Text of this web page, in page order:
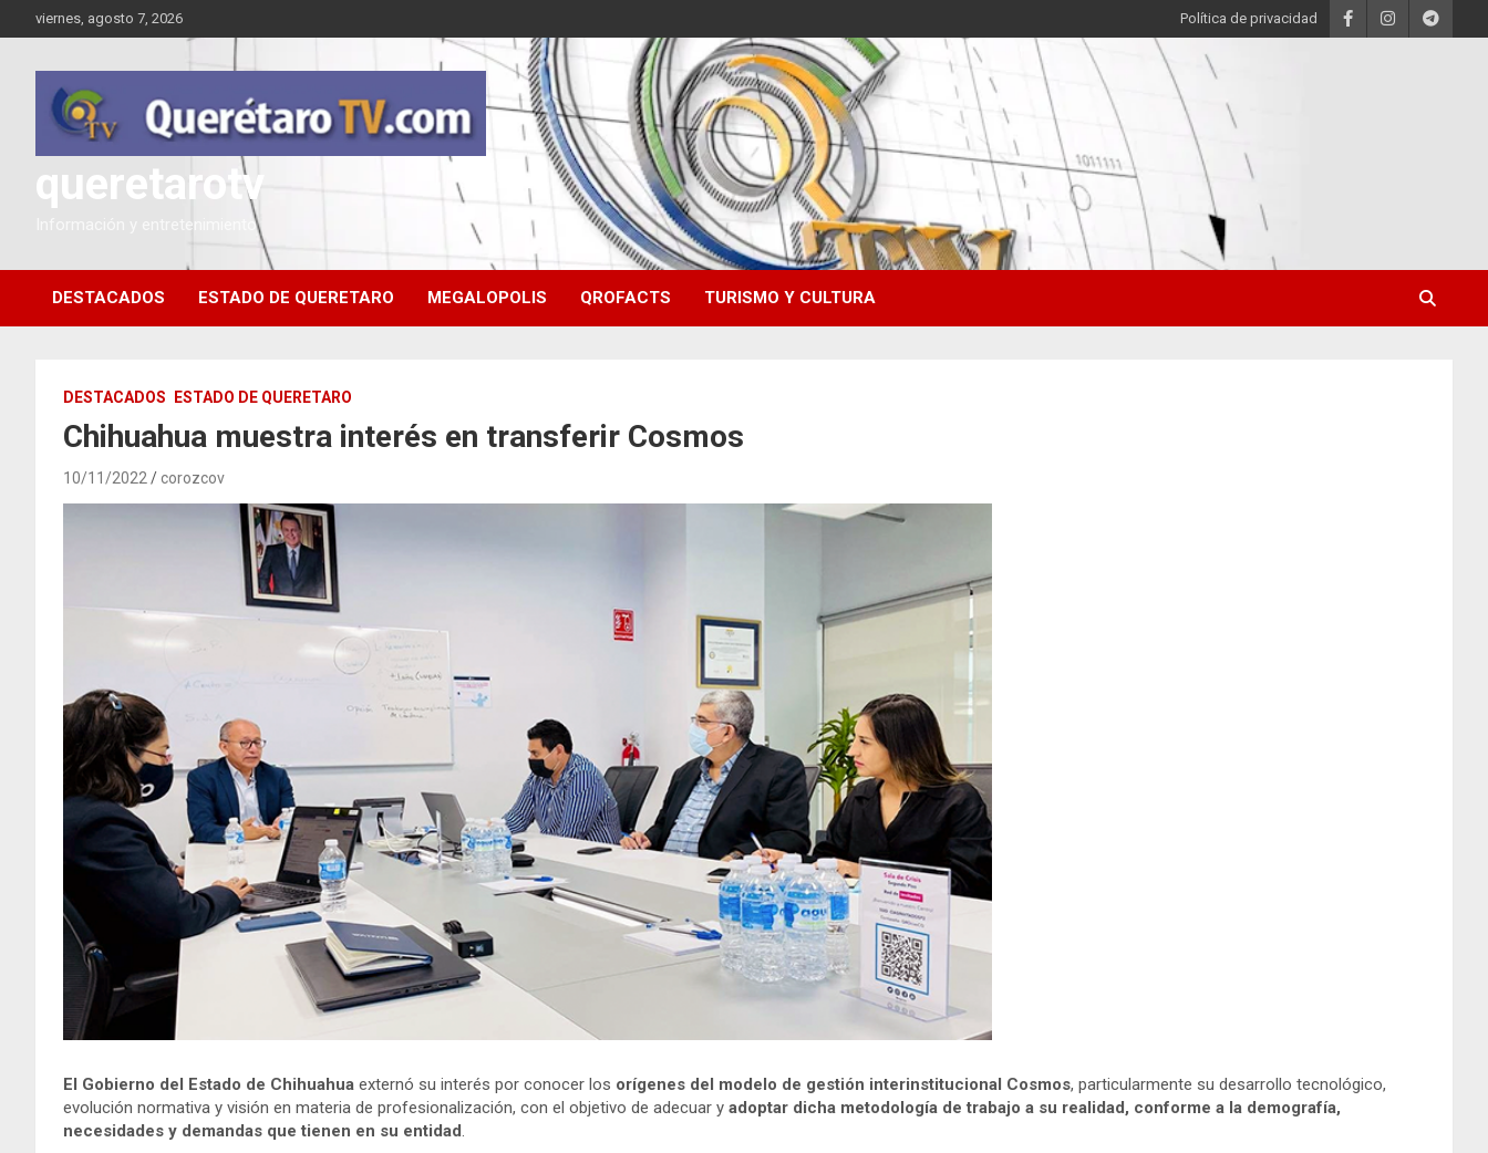
al
viernes, agosto 7, 2026 Política de privacidad
queretarotv
Información y entretenimiento
DESTACADOS ESTADO DE QUERETARO MEGALOPOLIS QROFACTS TURISMO Y CULTURA
DESTACADOS ESTADO DE QUERETARO
Chihuahua muestra interés en transferir Cosmos
10/11/2022 corozcov
El Gobierno del Estado de Chihuahua externó su interés por conocer los orígenes del modelo de gestión interinstitucional Cosmos, particularmente su desarrollo tecnológico,
evolución normativa y visión en materia de profesionalización, con el objetivo de adecuar y adoptar dicha metodología de trabajo a su realidad, conforme a la demografía,
necesidades y demandas que tienen en su entidad.